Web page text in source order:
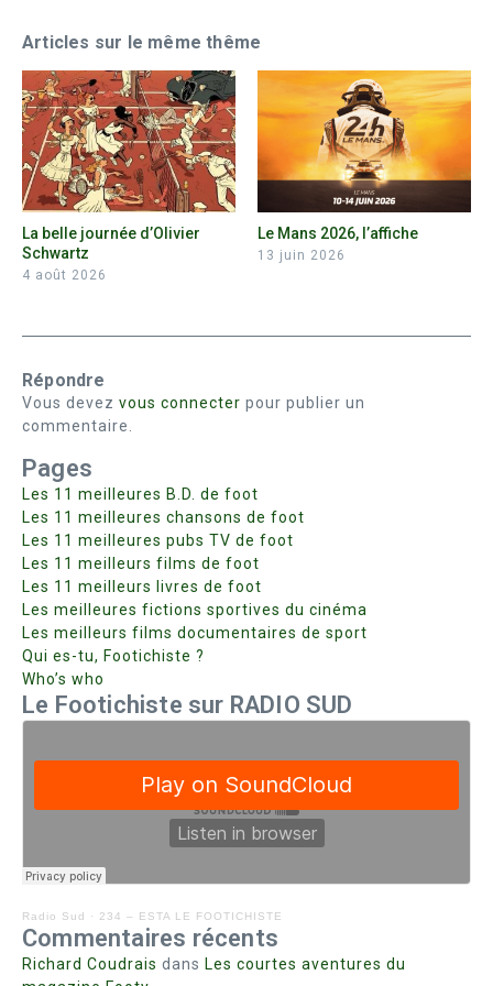
Articles sur le même thême
La belle journée d’Olivier
Schwartz
4 août 2026
Le Mans 2026, l’affiche
13 juin 2026
Répondre
Vous devez vous connecter pour publier un
commentaire.
Pages
Les 11 meilleures B.D. de foot
Les 11 meilleures chansons de foot
Les 11 meilleures pubs TV de foot
Les 11 meilleurs films de foot
Les 11 meilleurs livres de foot
Les meilleures fictions sportives du cinéma
Les meilleurs films documentaires de sport
Qui es-tu, Footichiste ?
Who’s who
Le Footichiste sur RADIO SUD
Radio Sud · 234 – ESTA LE FOOTICHISTE
Commentaires récents
Richard Coudrais dans Les courtes aventures du